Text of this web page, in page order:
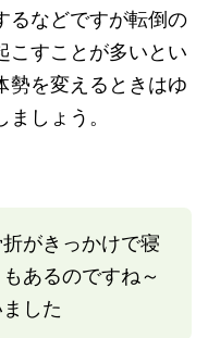
るなどですが転倒の
こすことが多いとい
勢を変えるときはゆ
しょう。
がきっかけで寝
あるのですね～
した